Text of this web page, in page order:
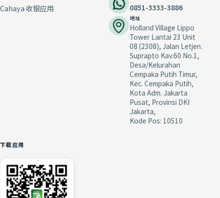
Cahaya 收银应用
0851-3333-3886
地址
Holland Village Lippo
Tower Lantai 23 Unit
08 (2308), Jalan Letjen.
Suprapto Kav.60 No.1,
Desa/Kelurahan
Cempaka Putih Timur,
Kec. Cempaka Putih,
Kota Adm. Jakarta
Pusat, Provinsi DKI
Jakarta,
Kode Pos: 10510
下载应用